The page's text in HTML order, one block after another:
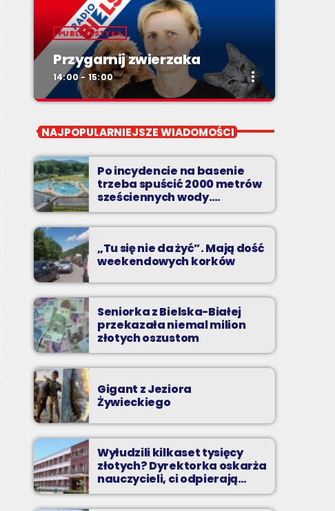
PUBLICYSTYKA
Przygarnij zwierzaka
14:00 - 15:00 more_vert
Przygarnij zwierzaka
Radio BIELSKO i osoby którym nie jest
obojętny los czworonogów, zachęcają do
adopcji zwierząt z okolicznych schronisk.
NAJPOPULARNIEJSZE WIADOMOŚCI
Po incydencie na basenie
trzeba spuścić 2000 metrów
sześciennych wody.
„Ogromne koszty i ogromna
praca”
„Tu się nie da żyć”. Mają dość
weekendowych korków
Seniorka z Bielska-Białej
przekazała niemal milion
złotych oszustom
Gigant z Jeziora
Żywieckiego
Wyłudzili kilkaset tysięcy
złotych? Dyrektorka oskarża
nauczycieli, ci odpierają
zarzuty